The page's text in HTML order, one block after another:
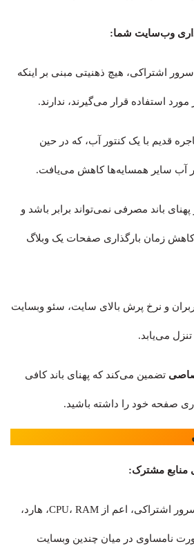
وب‌سایت شما:
اشتراکی، هیچ ذهنیتی مبنی بر اینکه
استفاده قرار می‌گیرند، ندارند.
قدیم با یک کنتور آب، که در حین
آب سایر همسایه‌ها کاهش می‌یافت.
پهنای باند مصرفی نمی‌تواند برابر باشد و
کاهش زمان بارگذاری صفحات یک وبلاگ
و نرخ پرش بالای سایت، سئو وبسایت
می‌یابد.
تضمین می‌کند که پهنای باند کافی
صفحه خود را داشته باشید.
منابع مشترک:
تمام منابع پردازشی یک سرور اشتراکی، اعم از CPU، RAM، هارد،
نامساوی در میان چندین وبسایت